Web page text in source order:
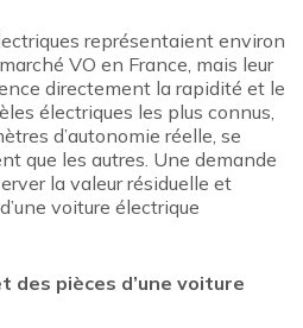
représentaient environ
VO en France, mais leur
directement la rapidité et le
électriques les plus connus,
d’autonomie réelle, se
que les autres. Une demande
la valeur résiduelle et
voiture électrique
des pièces d’une voiture